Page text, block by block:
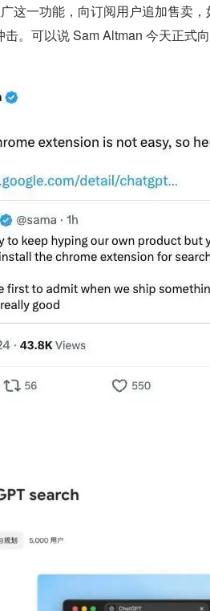
这一功能，向订阅用户追加售卖
。可以说 Sam Altman 今天正式